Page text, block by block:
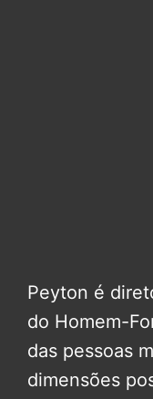
Peyton é
do Homem-
das pessoas
dimensões